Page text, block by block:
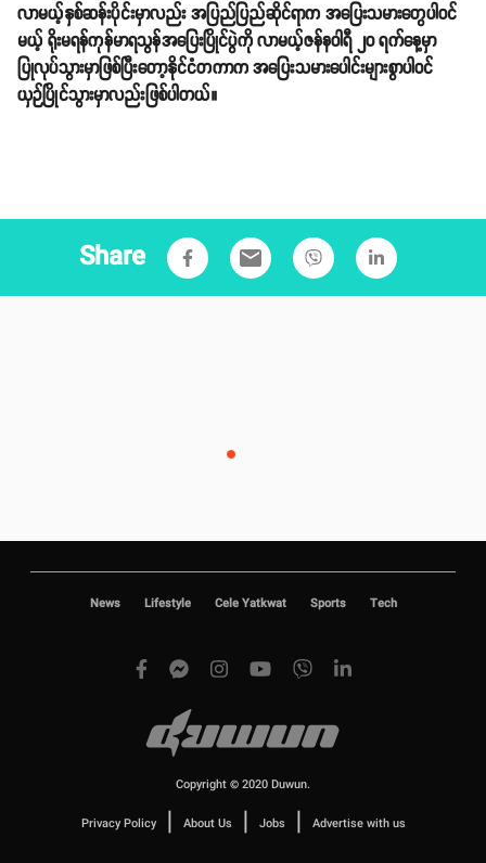
လာမယ့်နှစ်ဆန်းပိုင်းမှာလည်း အပြည်ပြည်ဆိုင်ရာက အပြေးသမားတွေပါဝင်
မယ့် ရိုးမရန်ကုန်မာရသွန်အပြေးပြိုင်ပွဲကို လာမယ့်ဇန်နဝါရီ ၂၀ ရက်နေ့မှာ
ပြုလုပ်သွားမှာဖြစ်ပြီးတော့နိုင်ငံတကာက အပြေးသမားပေါင်းများစွာပါဝင်
ယှဉ်ပြိုင်သွားမှာလည်းဖြစ်ပါတယ်။
Share email
News Lifestyle Cele Yatkwat Sports Tech
Copyright © 2020 Duwun.
Privacy Policy | About Us | Jobs | Advertise with us